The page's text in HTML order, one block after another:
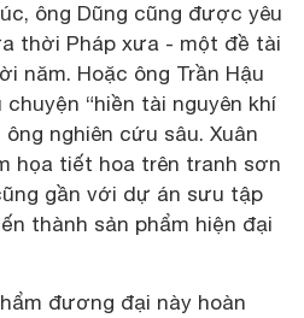
ông Dũng cũng được yêu
thời Pháp xưa - một đề tài
năm. Hoặc ông Trần Hậu
“hiền tài nguyên khí
nghiên cứu sâu. Xuân
họa tiết hoa trên tranh sơn
gần với dự án sưu tập
thành sản phẩm hiện đại
đương đại này hoàn